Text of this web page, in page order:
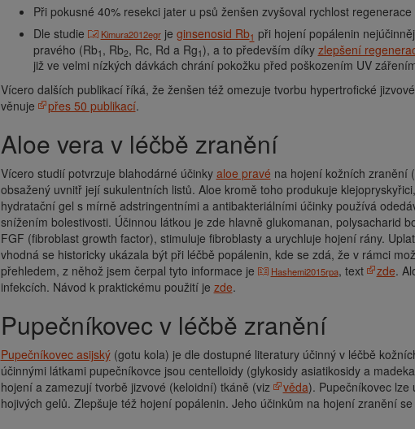
Při pokusné 40% resekci jater u psů ženšen zvyšoval rychlost regenerace
Dle studie
Kimura2012egrje ginsenosid Rb1 při hojení popálenin
pravého (Rb1 , Rb2, Rc, Rd a Rg1), a to především díky zlepšení
již ve velmi nízkých dávkách chrání pokožku před poškozením UV
Vícero dalších publikací říká, že ženšen též omezuje tvorbu hypertrofické
věnuje
přes 50 publikací.
Aloe vera v léčbě zranění
Vícero studií potvrzuje blahodárné účinky aloe pravé na hojení kožních zranění
obsažený uvnitř její sukulentních listů. Aloe kromě toho produkuje
hydratační gel s mírně adstringentními a antibakteriálními účinky používá
snížením bolestivosti. Účinnou látkou je zde hlavně glukomanan, polysacharid
FGF (fibroblast growth factor), stimuluje fibroblasty a urychluje hojení rány.
vhodná se historicky ukázala být při léčbě popálenin, kde se zdá, že v rámci
přehledem, z něhož jsem čerpal tyto informace je
Hashemi2015rpa, text zde.
infekcích. Návod k praktickému použití je zde.
Pupečníkovec v léčbě zranění
Pupečníkovec asijský(gotu kola) je dle dostupné literatury účinný v léčbě
účinnými látkami pupečníkovce jsou centelloidy (glykosidy asiatikosidy a
hojení a zamezují tvorbě jizvové (keloidní) tkáně (viz
věda). Pupečníkovec lze
hojivých gelů. Zlepšuje též hojení popálenin. Jeho účinkům na hojení zranění